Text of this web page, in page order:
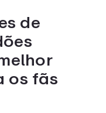
de
os fãs